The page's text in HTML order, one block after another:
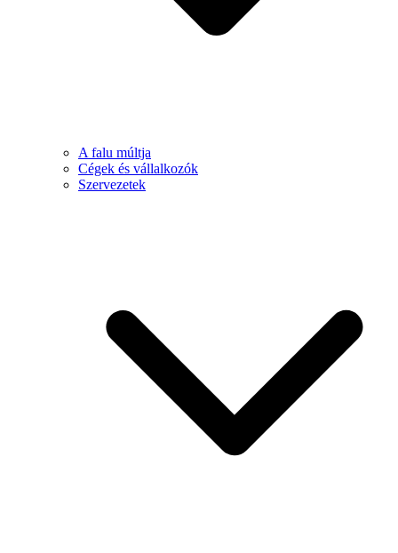
A falu múltja
Cégek és vállalkozók
Szervezetek